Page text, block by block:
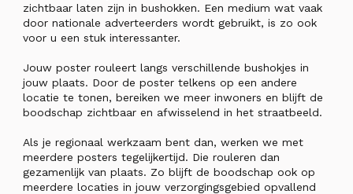
zichtbaar laten zijn in bushokken. Een medium wat vaak
door nationale adverteerders wordt gebruikt, is zo ook
voor u een stuk interessanter.
Jouw poster rouleert langs verschillende bushokjes in
jouw plaats. Door de poster telkens op een andere
locatie te tonen, bereiken we meer inwoners en blijft de
boodschap zichtbaar en afwisselend in het straatbeeld.
Als je regionaal werkzaam bent dan, werken we met
meerdere posters tegelijkertijd. Die rouleren dan
gezamenlijk van plaats. Zo blijft de boodschap ook op
meerdere locaties in jouw verzorgingsgebied opvallend